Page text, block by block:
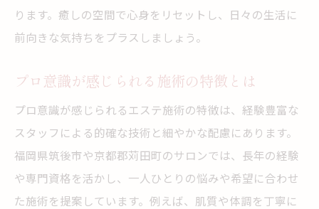
ります。癒しの空間で心身をリセットし、日々の生活に
前向きな気持ちをプラスしましょう。
プロ意識が感じられる施術の特徴とは
プロ意識が感じられるエステ施術の特徴は、経験豊富な
スタッフによる的確な技術と細やかな配慮にあります。
福岡県筑後市や京都郡苅田町のサロンでは、長年の経験
や専門資格を活かし、一人ひとりの悩みや希望に合わせ
た施術を提案しています。例えば、肌質や体調を丁寧に